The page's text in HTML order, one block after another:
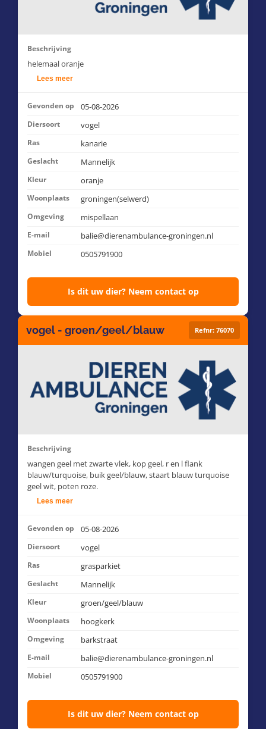
Beschrijving
helemaal oranje
Lees meer
Gevonden op 05-08-2026
Diersoort vogel
Ras kanarie
Geslacht Mannelijk
Kleur oranje
Woonplaats groningen(selwerd)
Omgeving mispellaan
E-mail balie@dierenambulance-groningen.nl
Mobiel 0505791900
Is dit uw dier? Neem contact op
vogel - groen/geel/blauw Refnr: 76070
Beschrijving
wangen geel met zwarte vlek, kop geel, r en l flank
blauw/turquoise, buik geel/blauw, staart blauw turquoise
geel wit, poten roze.
Lees meer
Gevonden op 05-08-2026
Diersoort vogel
Ras grasparkiet
Geslacht Mannelijk
Kleur groen/geel/blauw
Woonplaats hoogkerk
Omgeving barkstraat
E-mail balie@dierenambulance-groningen.nl
Mobiel 0505791900
Is dit uw dier? Neem contact op